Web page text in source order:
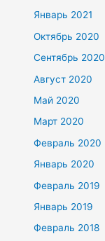
Январь 2021
Октябрь 2020
Сентябрь 2020
Август 2020
Май 2020
Март 2020
Февраль 2020
Январь 2020
Февраль 2019
Январь 2019
Февраль 2018